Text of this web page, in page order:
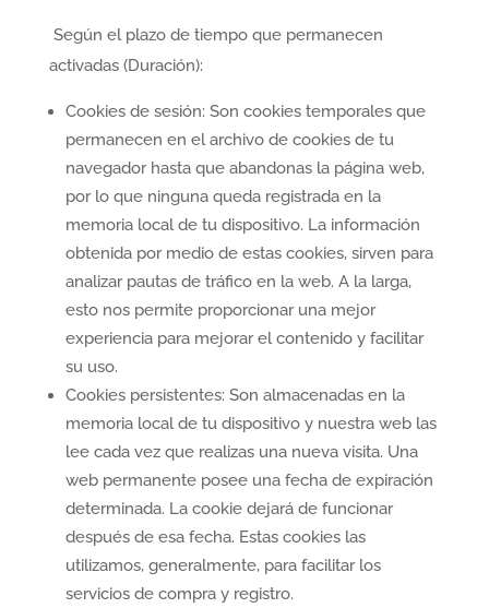
Según el plazo de tiempo que permanecen
activadas (Duración):
Cookies de sesión: Son cookies temporales que
permanecen en el archivo de cookies de tu
navegador hasta que abandonas la página web,
por lo que ninguna queda registrada en la
memoria local de tu dispositivo. La información
obtenida por medio de estas cookies, sirven para
analizar pautas de tráfico en la web. A la larga,
esto nos permite proporcionar una mejor
experiencia para mejorar el contenido y facilitar
su uso.
Cookies persistentes: Son almacenadas en la
memoria local de tu dispositivo y nuestra web las
lee cada vez que realizas una nueva visita. Una
web permanente posee una fecha de expiración
determinada. La cookie dejará de funcionar
después de esa fecha. Estas cookies las
utilizamos, generalmente, para facilitar los
servicios de compra y registro.